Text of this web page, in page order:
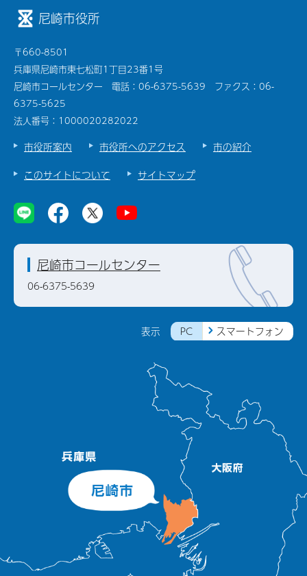
尼崎市役所
〒660-8501
兵庫県尼崎市東七松町1丁目23番1号
尼崎市コールセンター 電話：06-6375-5639 ファクス：06-
6375-5625
法人番号：1000020282022
市役所案内 市役所へのアクセス
市の紹介
このサイトについて
サイトマップ
表示 PC スマートフォン
尼崎市コールセンター
06-6375-5639